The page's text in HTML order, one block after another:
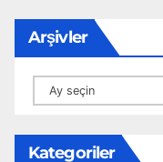
Arşivler
Arşivler
Kategoriler